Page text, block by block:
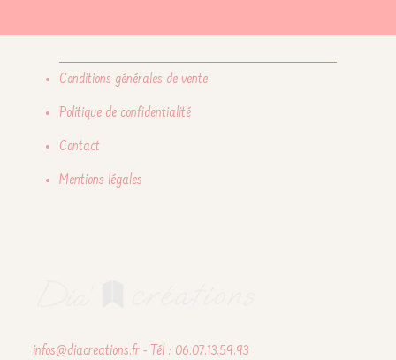
Conditions générales de vente
Politique de confidentialité
Contact
Mentions légales
infos@diacreations.fr - Tél : 06.07.13.59.93